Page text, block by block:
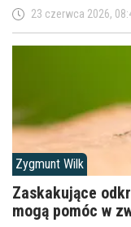
23 czerwca 2026,
Zygmunt Wilk
Zaskakujące
mogą pomóc w